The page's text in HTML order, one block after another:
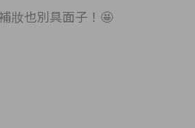
妝也別具面子！🤩